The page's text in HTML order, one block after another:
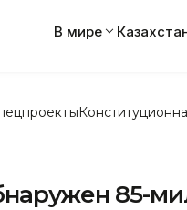
В мире
85-